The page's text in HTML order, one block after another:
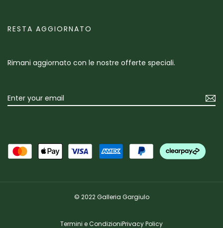
RESTA AGGIORNATO
Rimani aggiornato con le nostre offerte speciali.
© 2022 Galleria Gargiulo
Termini e CondizioniPrivacy Policy